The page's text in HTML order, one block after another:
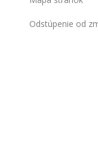
Odstúpenie od